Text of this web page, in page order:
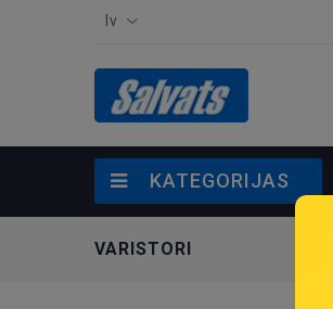
lv
KATEGORIJAS
VARISTORI